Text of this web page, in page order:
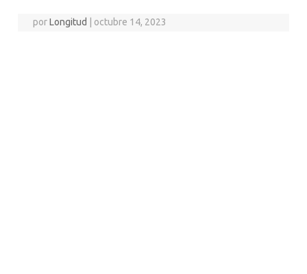
porLongitud octubre 14, 2023